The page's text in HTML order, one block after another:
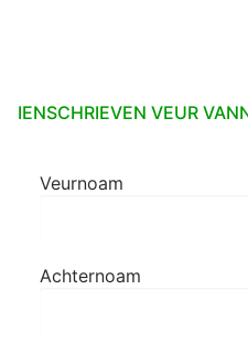
IENSCHRIEVEN VEUR
Veurnoam
Achternoam